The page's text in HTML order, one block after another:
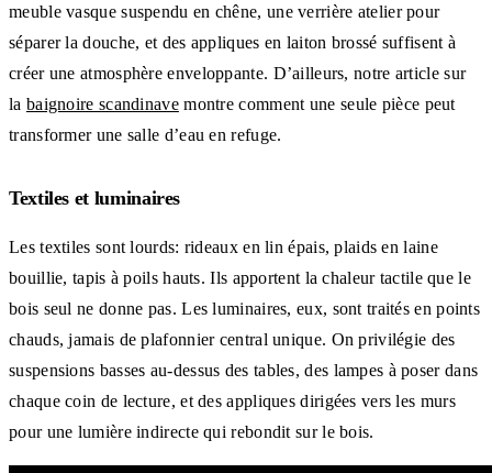
meuble vasque suspendu en chêne, une verrière atelier pour
séparer la douche, et des appliques en laiton brossé suffisent à
créer une atmosphère enveloppante. D’ailleurs, notre article sur
la baignoire scandinavemontre comment une seule pièce peut
transformer une salle d’eau en refuge.
Textiles et luminaires
Les textiles sont lourds: rideaux en lin épais, plaids en laine
bouillie, tapis à poils hauts. Ils apportent la chaleur tactile que le
bois seul ne donne pas. Les luminaires, eux, sont traités en points
chauds, jamais de plafonnier central unique. On privilégie des
suspensions basses au-dessus des tables, des lampes à poser dans
chaque coin de lecture, et des appliques dirigées vers les murs
pour une lumière indirecte qui rebondit sur le bois.